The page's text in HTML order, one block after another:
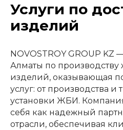
Услуги по
изделий
NOVOSTROY GROUP
Алматы по производству
изделий, оказывающая
услуг: от производства
установки ЖБИ.
себя как надежный
отрасли, обеспечивая